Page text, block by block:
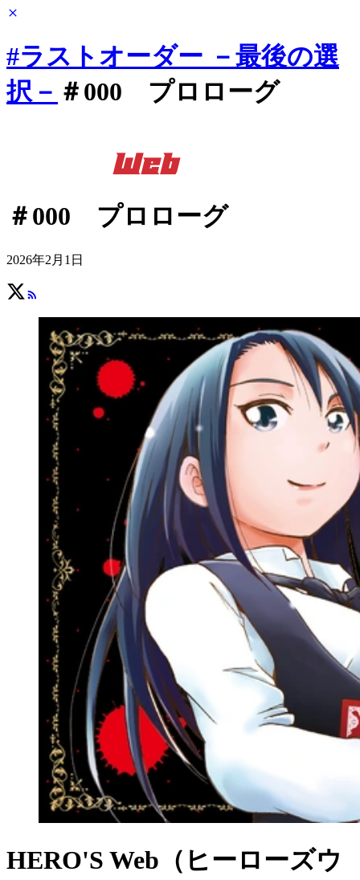
#ラストオーダー －最後の選
択－ ＃000 プロローグ
＃000 プロローグ
2026年2月1日
HERO'S Web（ヒーローズウ